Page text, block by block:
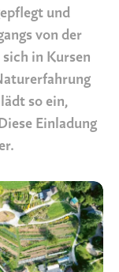
und
von der
in Kursen
so ein,
Einladung